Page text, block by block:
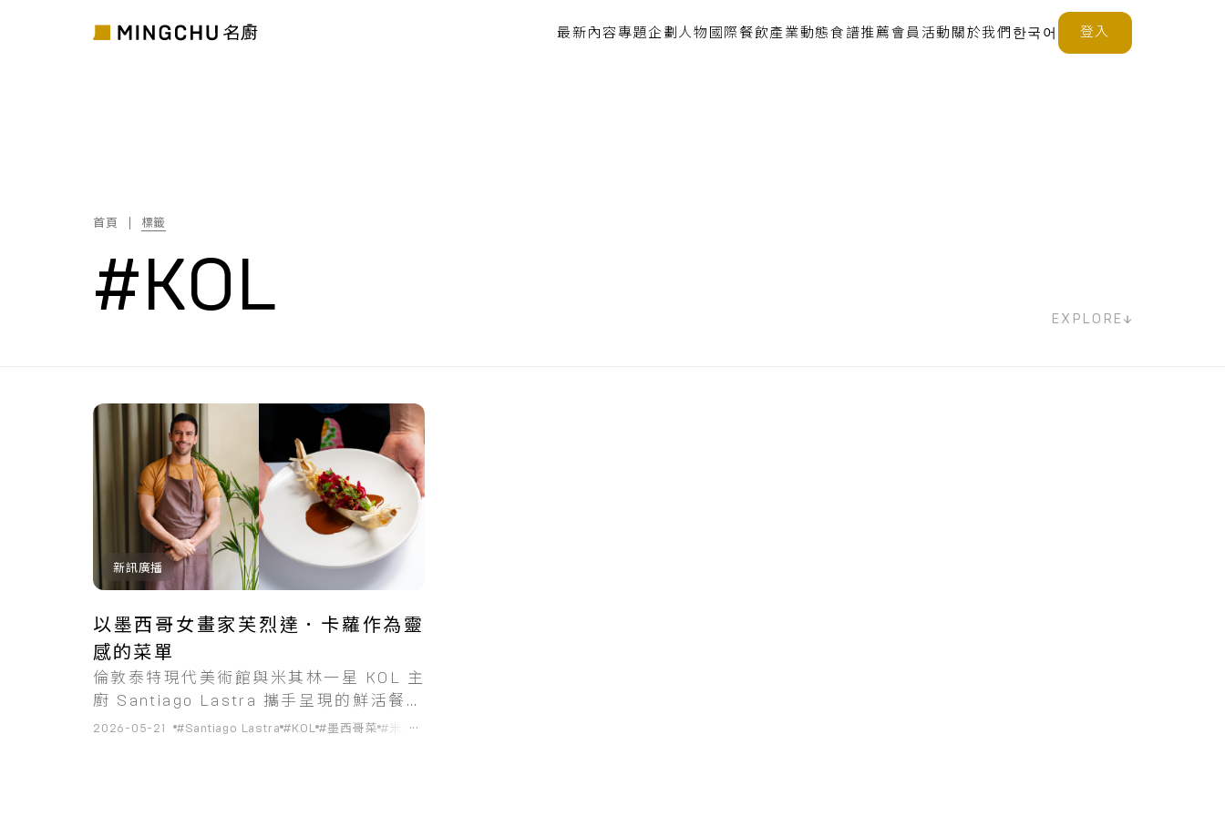
最新內容 專題企劃 人物 國際餐飲產業動態 食譜推薦 會員活動 關於我們 한국어 登入
首頁 標籤
#KOL EXPLORE
筆搜尋結果
新訊廣播
以墨西哥女畫家芙烈達．卡蘿作為靈
感的菜單
倫敦泰特現代美術館與米其林一星 KOL 主
廚 Santiago Lastra 攜手呈現的鮮活餐飲
體驗。
2026-05-21 #Santiago Lastra #KOL #墨西哥菜 #米其林
...